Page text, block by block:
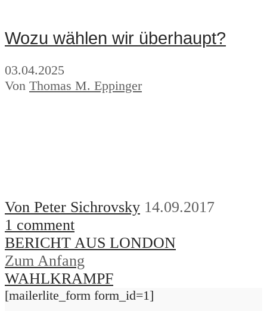
Wozu wählen wir überhaupt?
03.04.2025
Von Thomas M. Eppinger
Von Peter Sichrovsky 14.09.2017
1 comment
BERICHT AUS LONDON
Zum Anfang
WAHLKRAMPF
[mailerlite_form form_id=1]